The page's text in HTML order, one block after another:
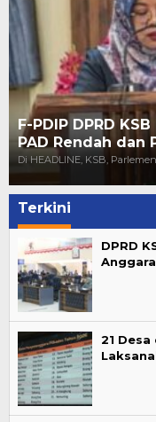
F-PDIP DPRD
PAD Rendah dan
Di HEADLINE, KSB,
Terkini
DPRD
21